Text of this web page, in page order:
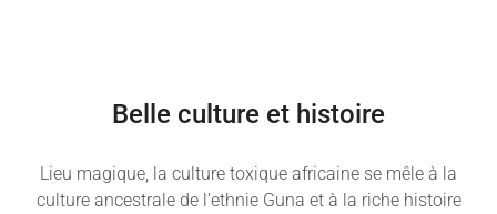
Belle culture et histoire
Lieu magique, la culture toxique africaine se mêle à la
culture ancestrale de l’ethnie Guna et à la riche histoire